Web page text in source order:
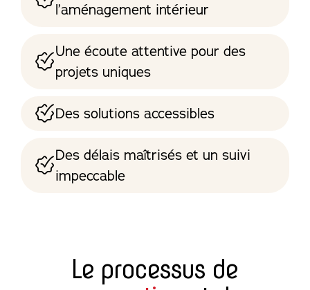
l’aménagement intérieur
Une écoute attentive pour des
projets uniques
Des solutions accessibles
Des délais maîtrisés et un suivi
impeccable
Le processus de